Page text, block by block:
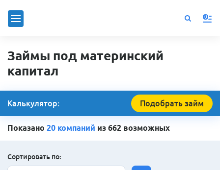
0
Займы под материнский
капитал
Калькулятор: Подобрать займ
Показано 20 компаний из 662 возможных
Сортировать по: